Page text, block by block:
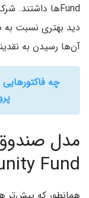
Fundها داشتند. شرکای محدود و
آن‌ها رسیدن به
چه
مدل
Fund